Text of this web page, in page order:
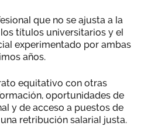
que no se ajusta a la
títulos universitarios y el
experimentado por ambas
años.
equitativo con otras
oportunidades de
y de acceso a puestos de
retribución salarial justa.